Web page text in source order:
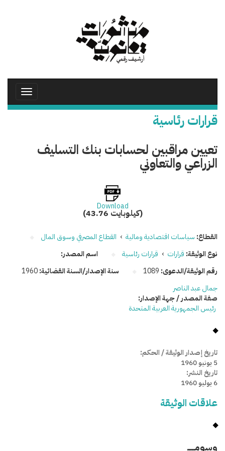
Toggle
قرارات رئاسية
تعيين مراقبين لحسابات بنك التسليف
الزراعي والتعاوني
Download
(43.76 كيلوبايت)
القطاع: سياسات اقتصادية ومالية › القطاع المصرفي وسوق المال
نوع الوثيقة: قرارات › قرارات رئاسية
رقم الوثيقة/الدعوى: 1089 سنة الإصدار/السنة القضائية:1960
اسم المصدر:
جمال عبد الناصر
صفة المصدر / جهة الإصدار:
رئيس الجمهورية العربية المتحدة
تاريخ إصدار الوثيقة / الحكم:
5 يونيو 1960
تاريخ النشر:
6 يوليو 1960
علاقات الوثيقة
وسومـــــ